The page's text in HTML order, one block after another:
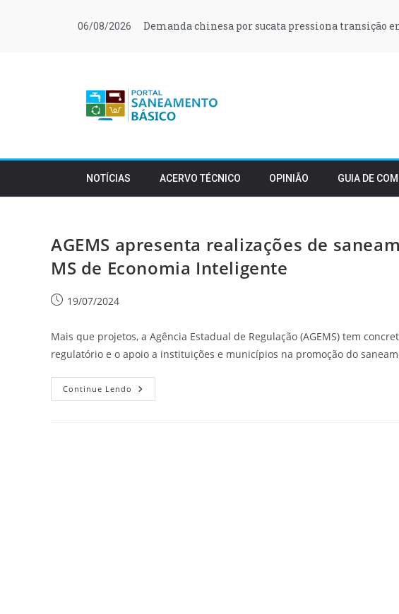
06/08/2026 Demanda chinesa por sucata pressiona transição
NOTÍCIAS ACERVO TÉCNICO OPINIÃO GUIA DE
AGEMS apresenta realizações de
MS de Economia Inteligente
19/07/2024
Mais que projetos, a Agência Estadual de Regulação (AGEMS) tem
regulatório e o apoio a instituições e municípios na promoção do
Continue Lendo